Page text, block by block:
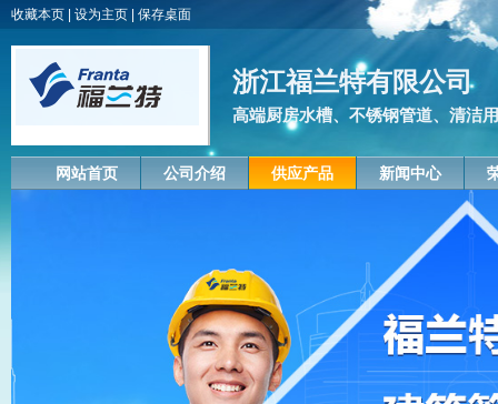
收藏本页 设为主页 保存桌面
浙江福兰特有限公司
高端厨房水槽、不锈钢管道、清洁
网站首页 公司介绍 供应产品 新闻中心